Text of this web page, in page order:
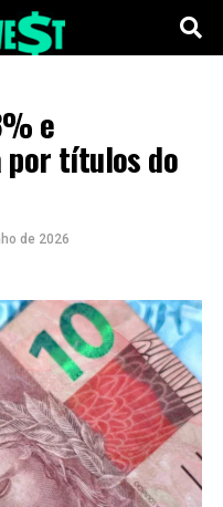
e
por títulos do
de 2026